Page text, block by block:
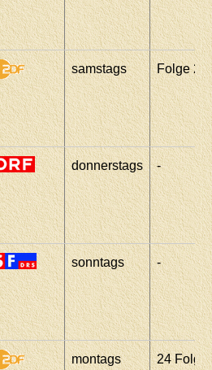
samstags Folge
donnerstags -
sonntags -
montags 24